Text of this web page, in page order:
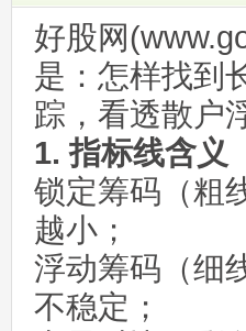
好股网
是：怎样找到
踪，看透散户
1. 指标线含义
锁定筹码（粗
越小；
浮动筹码（细
不稳定；